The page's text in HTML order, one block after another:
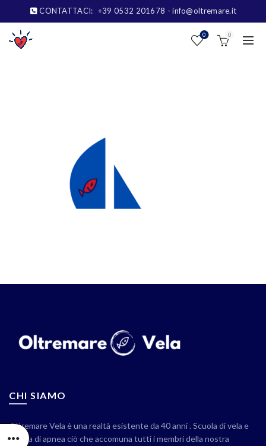
CONTATTACI: +39 0532 201678 - info@oltremare.it
0 0
CHI SIAMO
Oltremare Vela è una realtà esistente da 40 anni . Scuola di vela e
scuola di apnea ciò che accomuna tutti i membri della nostra